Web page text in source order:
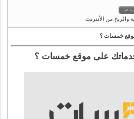
والربح من الأنترنت
خمسات ؟
على موقع خمسات ؟